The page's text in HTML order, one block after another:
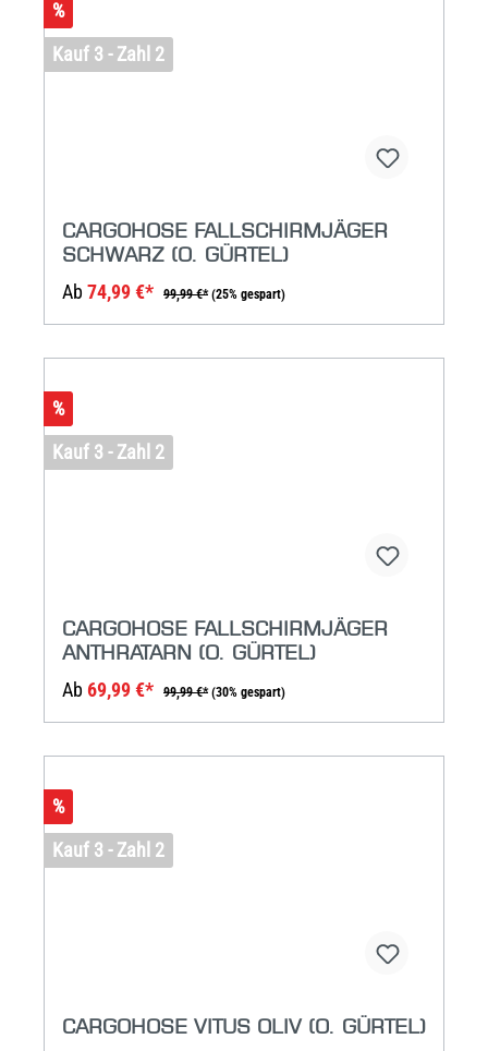
%
Kauf 3 - Zahl 2
CARGOHOSE FALLSCHIRMJÄGER
SCHWARZ (O. GÜRTEL)
Ab 74,99 €* 99,99 €* (25% gespart)
%
Kauf 3 - Zahl 2
CARGOHOSE FALLSCHIRMJÄGER
ANTHRATARN (O. GÜRTEL)
Ab 69,99 €* 99,99 €* (30% gespart)
%
Kauf 3 - Zahl 2
CARGOHOSE VITUS OLIV (O. GÜRTEL)